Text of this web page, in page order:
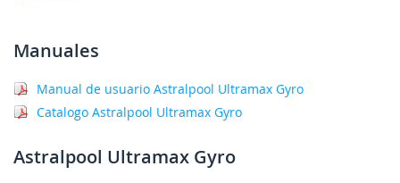
Manuales
Manual de usuario Astralpool Ultramax Gyro
Catalogo Astralpool Ultramax Gyro
Astralpool Ultramax Gyro